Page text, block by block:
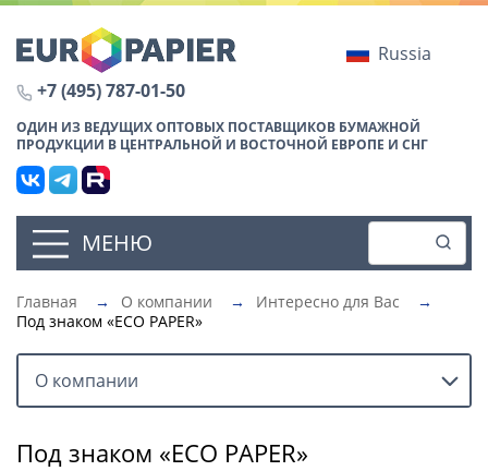
Russia
+7 (495) 787-01-50
ОДИН ИЗ ВЕДУЩИХ ОПТОВЫХ ПОСТАВЩИКОВ БУМАЖНОЙ
ПРОДУКЦИИ В ЦЕНТРАЛЬНОЙ И ВОСТОЧНОЙ ЕВРОПЕ И СНГ
МЕНЮ
Главная → О компании → Интересно для Вас
→
Под знаком «ECO PAPER»
О компании
Под знаком «ECO PAPER»